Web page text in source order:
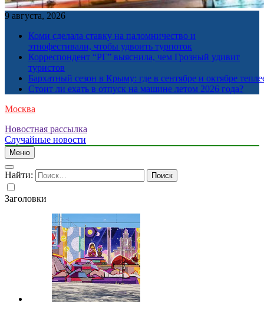
9 августа, 2026
Коми сделала ставку на паломничество и
этнофестивали, чтобы удвоить турпоток
Корреспондент “РГ” выяснила, чем Грозный удивит
туристов
Бархатный сезон в Крыму: где в сентябре и октябре
Стоит ли ехать в отпуск на машине летом 2026 года?
Москва
Новостная рассылка
Случайные новости
Меню
Найти:
Заголовки